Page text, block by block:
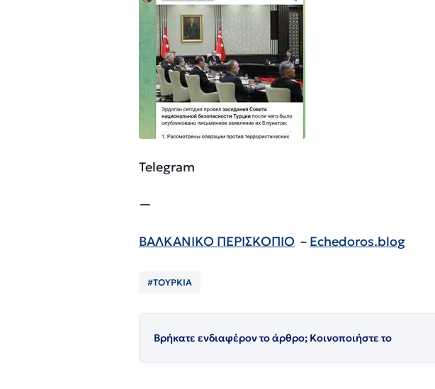
Telegram
—
ΒΑΛΚΑΝΙΚΟ ΠΕΡΙΣΚΟΠΙΟ – Echedoros.blog
#ΤΟΥΡΚΙΑ
Βρήκατε ενδιαφέρον το άρθρο; Κοινοποιήστε το